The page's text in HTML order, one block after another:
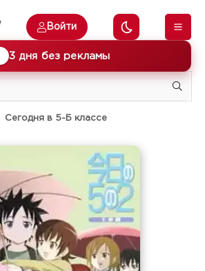
3 дня без рекламы
Войти
Сегодня в 5-Б классе